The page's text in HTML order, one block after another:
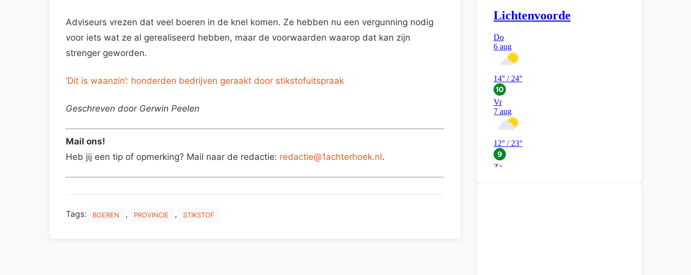
Adviseurs vrezen dat veel boeren in de knel komen. Ze hebben nu een vergunning nodig
voor iets wat ze al gerealiseerd hebben, maar de voorwaarden waarop dat kan zijn
strenger geworden.
‘Dit is waanzin’: honderden bedrijven geraakt door stikstofuitspraak
Geschreven door Gerwin Peelen
Mail ons!
Heb jij een tip of opmerking? Mail naar de redactie: redactie@1achterhoek.nl.
Tags: BOEREN , PROVINCIE , STIKSTOF